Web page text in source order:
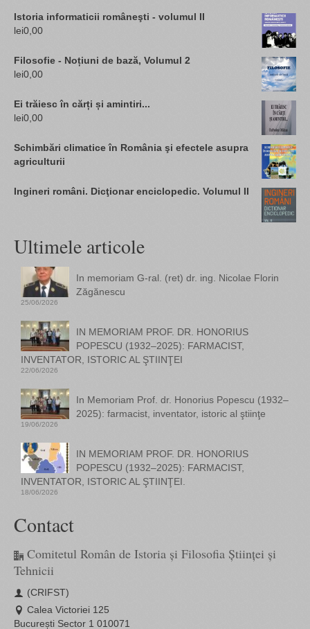
Istoria informaticii româneşti - volumul II
lei0,00
Filosofie - Noțiuni de bază, Volumul 2
lei0,00
Ei trăiesc în cărți și amintiri...
lei0,00
Schimbări climatice în România şi efectele asupra
agriculturii
Ingineri români. Dicţionar enciclopedic. Volumul II
Ultimele articole
In memoriam G-ral. (ret) dr. ing. Nicolae Florin
Zăgănescu
25/06/2026
IN MEMORIAM PROF. DR. HONORIUS
POPESCU (1932–2025): FARMACIST,
INVENTATOR, ISTORIC AL ŞTIINŢEI
22/06/2026
In Memoriam Prof. dr. Honorius Popescu (1932–
2025): farmacist, inventator, istoric al ştiinţe
19/06/2026
IN MEMORIAM PROF. DR. HONORIUS
POPESCU (1932–2025): FARMACIST,
INVENTATOR, ISTORIC AL ŞTIINŢEI.
18/06/2026
Contact
Comitetul Român de Istoria și Filosofia Științei și
Tehnicii
(CRIFST)
Calea Victoriei 125
București Sector 1 010071